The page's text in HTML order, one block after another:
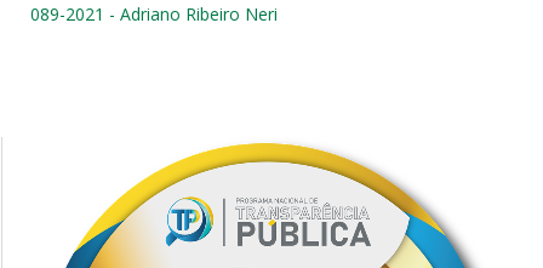
089-2021 - Adriano Ribeiro Neri